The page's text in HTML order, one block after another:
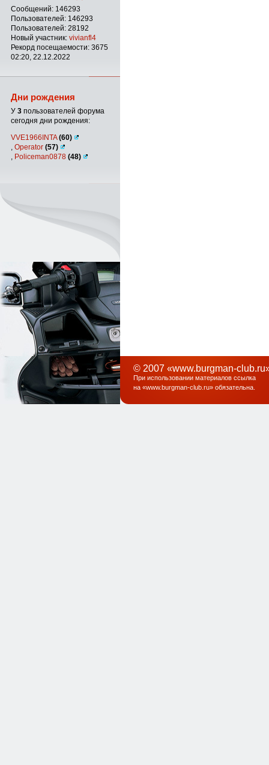
Сообщений: 146293
Пользователей: 146293
Пользователей: 28192
Новый участник: vivianfl4
Рекорд посещаемости: 3675
02:20, 22.12.2022
Дни рождения
У 3 пользователей форума
сегодня дни рождения:
VVE1966INTA(60)
Operator (57)
Policeman0878 (48)
© 2007 «www.burgman-
При использовании материалов ссылка
на «www.burgman-club.ru» обязательна